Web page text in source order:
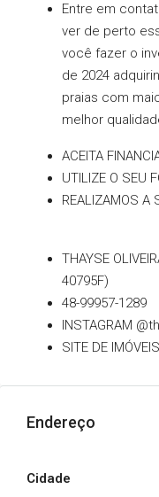
Entre em
ver de perto
você fazer o
de 2024
praias com
melhor
ACEITA
UTILIZE O SEU
REALIZAMOS A
THAYSE
40795F)
48-99957-1289
INSTAGRAM
SITE DE
Endereço
Cidade